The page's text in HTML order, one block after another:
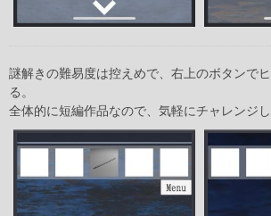
謎解きの難易度は控えめで、右上のボタンで
る。
全体的に短編作品なので、気軽にチャレンジし